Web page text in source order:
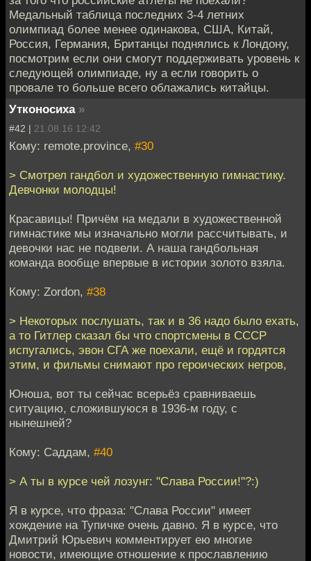
Медальный таблица последних 3-4 летних
олимпиад более менее одинакова, США, Китай,
Россия, Германия, Британцы поднялись к Лондону,
посмотрим если они смогут поддерживать уровень к
следующей олимпиаде, ну а если говорить о
провале то больше всего облажались китайцы.
Утконосиха »
#42 | 21.08.16 12:42
Кому: remote.province, #30
> Смотрел гандбол и художественную гимнастику.
Девчонки молодцы!
Красавицы! Причём на медали в художественной
гимнастике мы изначально могли рассчитывать, и
девочки нас не подвели. А наша гандбольная
команда вообще впервые в истории золото взяла.
Кому: Zordon, #38
> Некоторых послушать, так и в 36 надо было ехать,
а то Гитлер сказал бы что спортсмены в СССР
испугались, эвон СГА же поехали, ещё и гордятся
этим, и фильмы снимают про героических негров,
Юноша, вот ты сейчас всерьёз сравниваешь
ситуацию, сложившуюся в 1936-м году, с
нынешней?
Кому: Саддам, #40
> А ты в курсе чей лозунг: "Слава России!"?:)
Я в курсе, что фраза: "Слава России" имеет
хождение на Тупичке очень давно. Я в курсе, что
Дмитрий Юрьевич комментирует ею многие
новости, имеющие отношение к прославлению